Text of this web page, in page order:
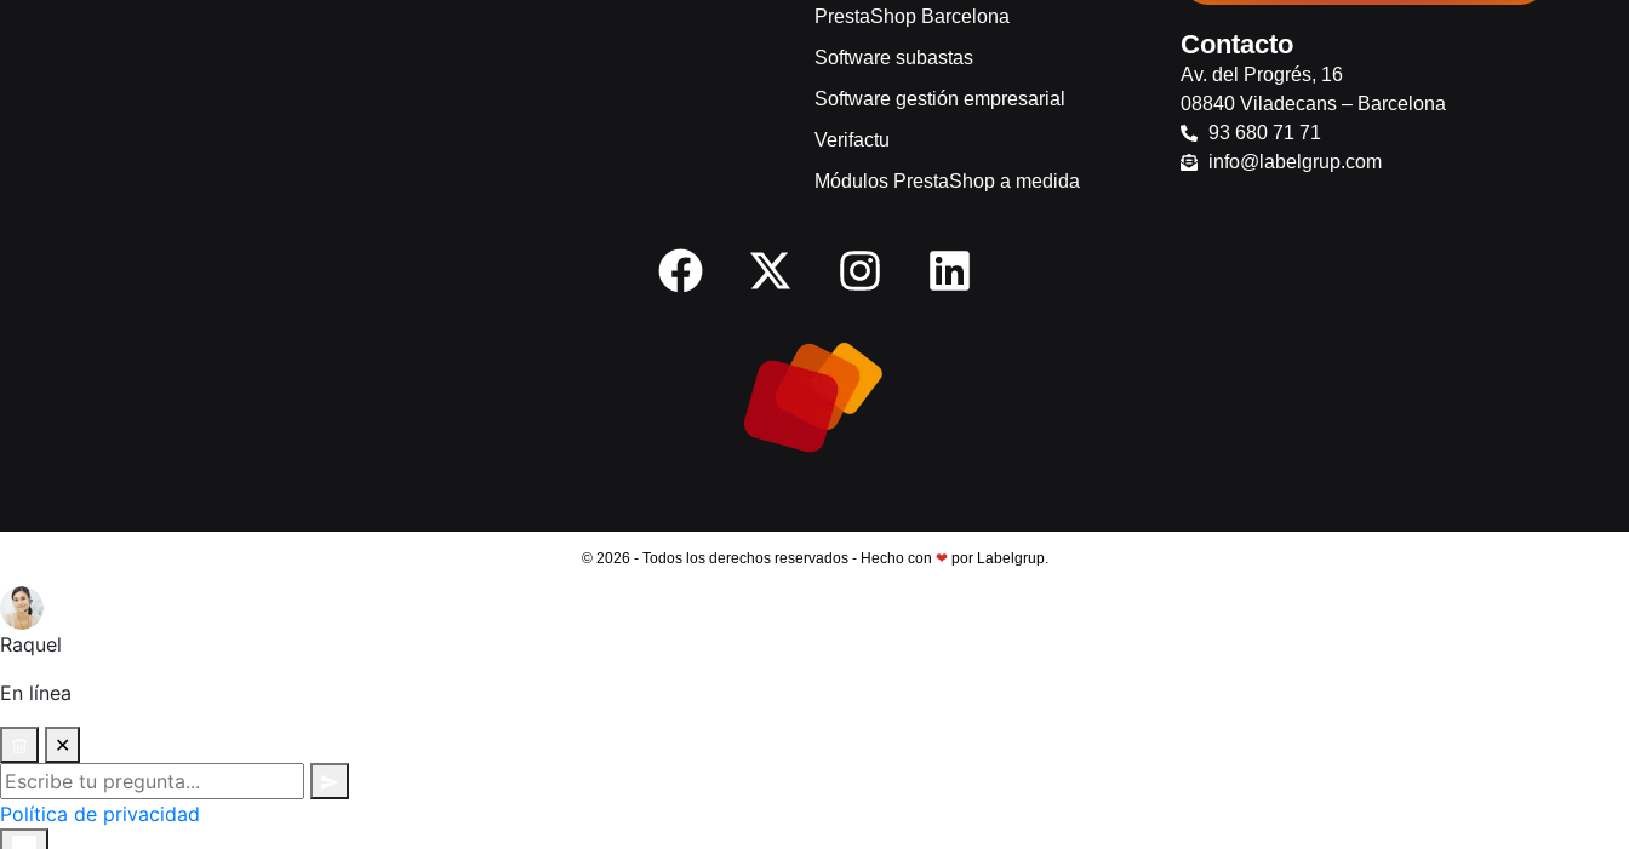
PrestaShop Barcelona
Software subastas
Software gestión empresarial
Verifactu
Módulos PrestaShop a medida
Contacto
Av. del Progrés, 16
08840 Viladecans – Barcelona
93 680 71 71
info@labelgrup.com
© 2026 - Todos los derechos reservados - Hecho con ❤por Labelgrup.
Raquel
En línea
✕
Política de privacidad